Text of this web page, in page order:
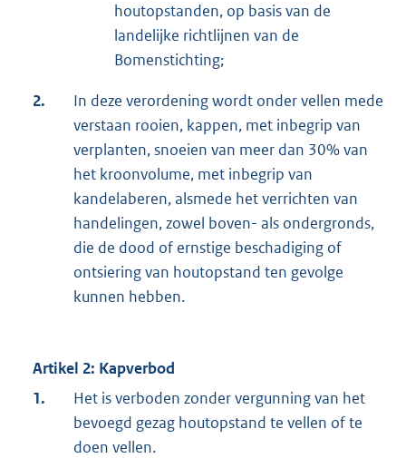
houtopstanden, op basis van de
landelijke richtlijnen van de
Bomenstichting;
2.
In deze verordening wordt onder vellen mede
verstaan rooien, kappen, met inbegrip van
verplanten, snoeien van meer dan 30% van
het kroonvolume, met inbegrip van
kandelaberen, alsmede het verrichten van
handelingen, zowel boven- als ondergronds,
die de dood of ernstige beschadiging of
ontsiering van houtopstand ten gevolge
kunnen hebben.
Artikel 2: Kapverbod
1.
Het is verboden zonder vergunning van het
bevoegd gezag houtopstand te vellen of te
doen vellen.